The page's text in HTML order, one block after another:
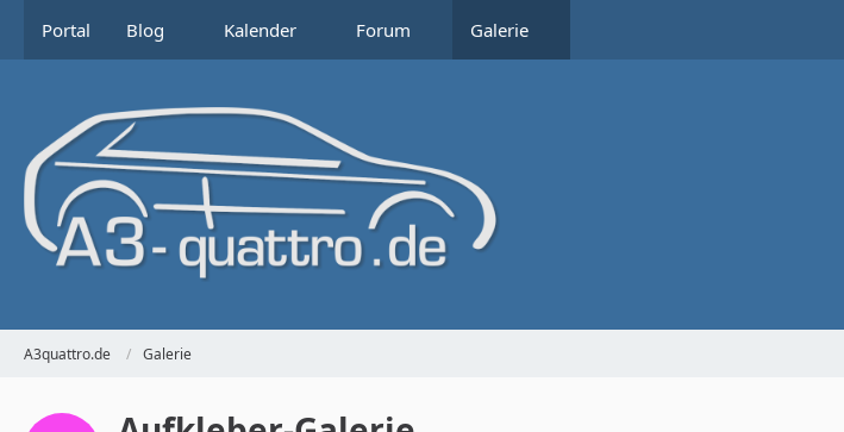
Portal Blog Kalender Forum Galerie
A3quattro.de Galerie